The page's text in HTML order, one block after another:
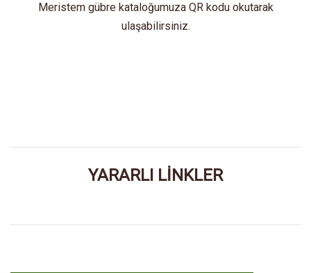
Meristem gübre kataloğumuza QR kodu okutarak
ulaşabilirsiniz.
YARARLI LİNKLER